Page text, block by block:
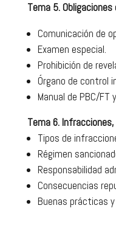
Tema 5.
Comunicación de
Examen especial.
Prohibición de
Órgano de control
Manual de PBC/FT
Tema 6.
Tipos de
Régimen
Responsabilidad
Consecuencias
Buenas prácticas